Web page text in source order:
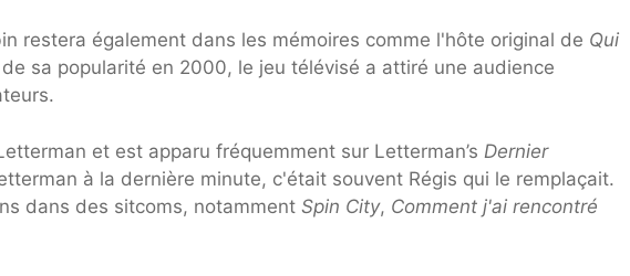
restera également dans les mémoires comme l'hôte original de Qui
sa popularité en 2000, le jeu télévisé a attiré une audience
et est apparu fréquemment sur Letterman’s Dernier
à la dernière minute, c'était souvent Régis qui le remplaçait.
dans des sitcoms, notamment Spin City, Comment j'ai rencontré